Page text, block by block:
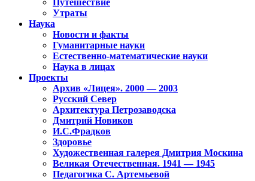
Утраты
Наука
Новости и факты
Гуманитарные науки
Естественно-математические науки
Наука в лицах
Проекты
Архив «Лицея». 2000 — 2003
Русский Север
Архитектура Петрозаводска
Дмитрий Новиков
И.С.Фрадков
Здоровье
Художественная галерея Дмитрия Москина
Великая Отечественная. 1941 — 1945
Педагогика С. Артемьевой